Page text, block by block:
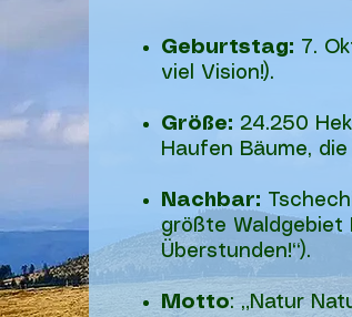
Geburtstag: 7.
viel Vision!).
Größe: 24.250
Haufen Bäume,
Nachbar:
größte Waldgebiet
Überstunden!“).
Motto: „Natur